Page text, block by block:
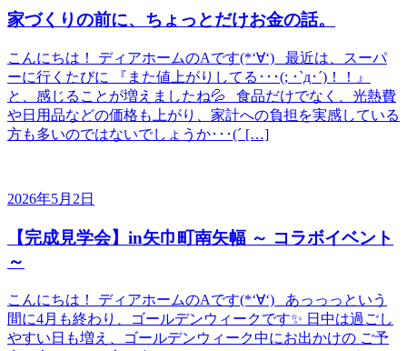
家づくりの前に、ちょっとだけお金の話。
こんにちは！ ディアホームのAです(*‘∀‘) 最近は、スーパ
ーに行くたびに 『また値上がりしてる･･･(; ･`д･´)！！』
と、感じることが増えましたね💦 食品だけでなく、光熱費
や日用品などの価格も上がり、家計への負担を実感している
方も多いのではないでしょうか･･･(´ […]
2026年5月2日
【完成見学会】in矢巾町南矢幅 ～ コラボイベント
～
こんにちは！ ディアホームのAです(*‘∀‘) あっっっという
間に4月も終わり、ゴールデンウィークです✨ 日中は過ごし
やすい日も増え、ゴールデンウィーク中にお出かけの ご予